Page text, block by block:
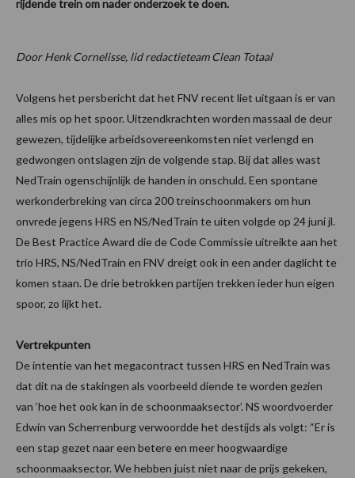
rijdende trein om nader onderzoek te doen.
Door Henk Cornelisse, lid redactieteam Clean Totaal
Volgens het persbericht dat het FNV recent liet uitgaan is er van
alles mis op het spoor. Uitzendkrachten worden massaal de deur
gewezen, tijdelijke arbeidsovereenkomsten niet verlengd en
gedwongen ontslagen zijn de volgende stap. Bij dat alles wast
NedTrain ogenschijnlijk de handen in onschuld. Een spontane
werkonderbreking van circa 200 treinschoonmakers om hun
onvrede jegens HRS en NS/NedTrain te uiten volgde op 24 juni jl.
De Best Practice Award die de Code Commissie uitreikte aan het
trio HRS, NS/NedTrain en FNV dreigt ook in een ander daglicht te
komen staan. De drie betrokken partijen trekken ieder hun eigen
spoor, zo lijkt het.
Vertrekpunten
De intentie van het megacontract tussen HRS en NedTrain was
dat dit na de stakingen als voorbeeld diende te worden gezien
van ‘hoe het ook kan in de schoonmaaksector’. NS woordvoerder
Edwin van Scherrenburg verwoordde het destijds als volgt: “Er is
een stap gezet naar een betere en meer hoogwaardige
schoonmaaksector. We hebben juist niet naar de prijs gekeken,